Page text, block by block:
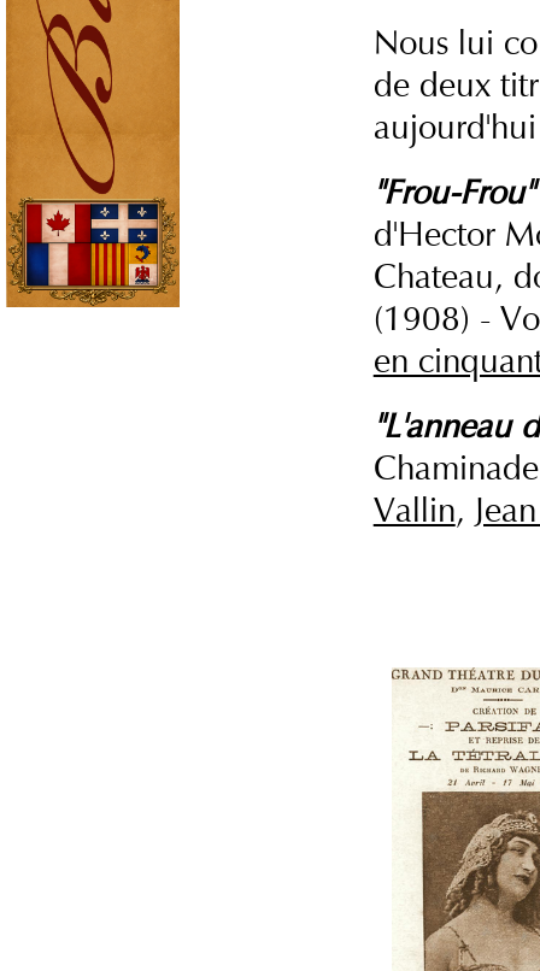
Nous lui
de deux
"Frou-Frou"
d'Hector
Chateau,
(1908) -
en
"L'anneau
Vallin,